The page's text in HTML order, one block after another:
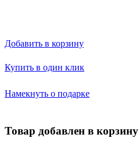
Добавить в корзину
Купить в один клик
Намекнуть о подарке
Товар добавлен в корзину